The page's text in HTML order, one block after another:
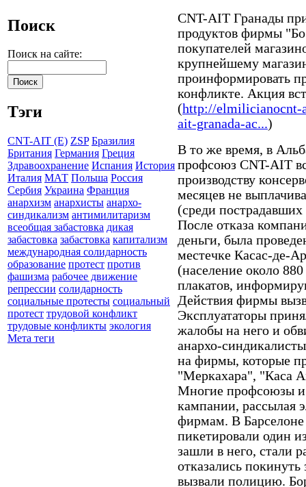
Поиск
Поиск на сайте:
Тэги
CNT-AIT (E) ZSP Бразилия
Британия Германия Греция
Здравоохранение Испания История
Италия МАТ Польша Россия
Сербия Украина Франция
анархизм анархисты анархо-
синдикализм антимилитаризм
всеобщая забастовка дикая
забастовка забастовка капитализм
международная солидарность
образование протест против
фашизма рабочее движение
репрессии солидарность
социальные протесты социальный
протест трудовой конфликт
трудовые конфликты экология
Мета теги
CNT-AIT Гранады
продуктов фирмы "Бо
покупателей
крупнейшему
проинформировать
конфликте. Акция
(http://elmilicianocnt-
ait-granada-ac...)
В то же время, в
профсоюз CNT-AIT
производству
месяцев не
(среди
После отказа
деньги, была
местечке Касас-де-
(население около
плакатов,
Действия фирмы
Эксплуататоры
жалобы на него и
анархо-
на фирмы, которые
"Меркахара", "Каса
Многие профсоюзы и
кампании, рассылая
фирмам. В
пикетировали один
зашли в него, стали
отказались покинуть
вызвали полицию.